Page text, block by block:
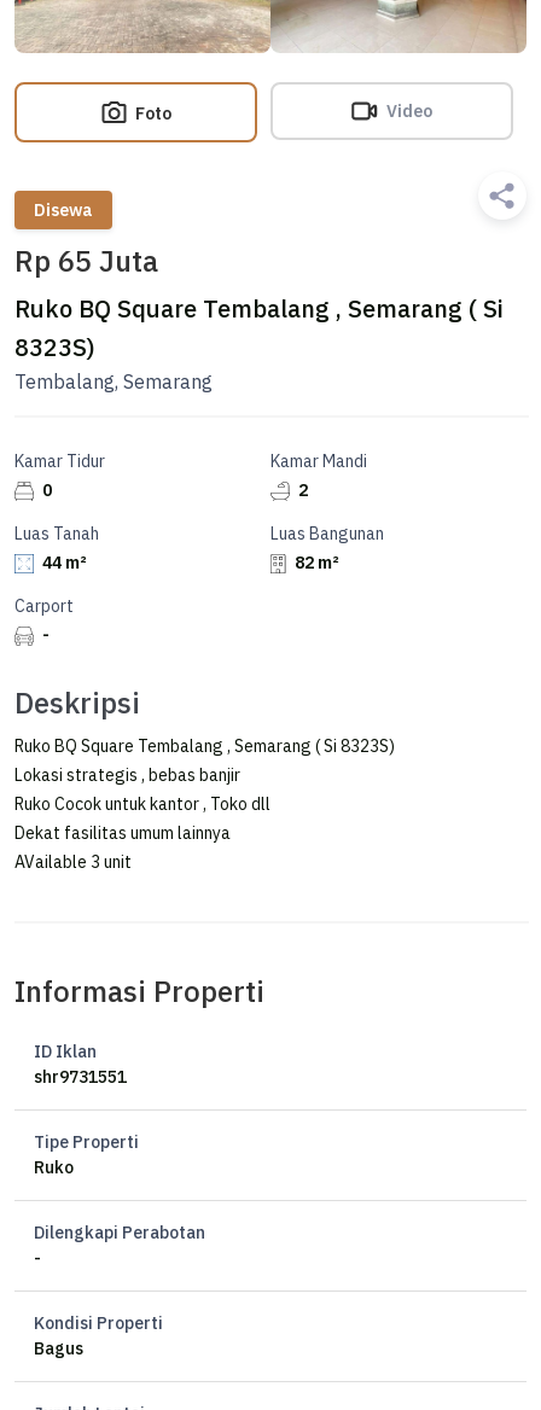
Foto Video
Disewa
Rp 65 Juta
Ruko BQ Square Tembalang , Semarang ( Si
8323S)
Tembalang, Semarang
Kamar Tidur
0
Kamar Mandi
2
Luas Tanah
44 m²
Luas Bangunan
82 m²
Carport
-
Deskripsi
Ruko BQ Square Tembalang , Semarang ( Si 8323S)
Lokasi strategis , bebas banjir
Ruko Cocok untuk kantor , Toko dll
Dekat fasilitas umum lainnya
AVailable 3 unit
Informasi Properti
ID Iklan
shr9731551
Tipe Properti
Ruko
Dilengkapi Perabotan
-
Kondisi Properti
Bagus